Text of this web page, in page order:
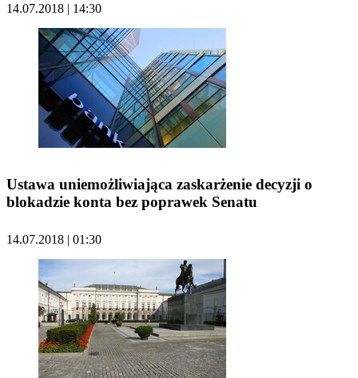
14.07.2018 | 14:30
Ustawa uniemożliwiająca zaskarżenie decyzji o
blokadzie konta bez poprawek Senatu
14.07.2018 | 01:30